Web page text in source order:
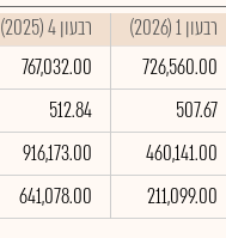
רבעון 1 (2026) רבעון 4 (2025)
726,560.00
767,032.00
507.67
512.84
460,141.00
916,173.00
211,099.00
641,078.00